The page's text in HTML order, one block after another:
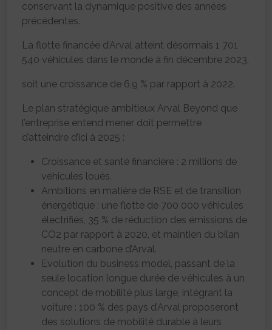
conservant la dynamique positive des années
précédentes.
La flotte financée d’Arval atteint désormais 1 701
540 véhicules dans le monde à fin décembre 2023,
soit une croissance de 6,9 % par rapport à 2022.
Le plan stratégique ambitieux Arval Beyond que
l’entreprise entend mener doit permettre
d’atteindre d’ici à 2025 :
Croissance et santé financière : 2 millions de
véhicules loués.
Ambitions en matière de RSE et de transition
énergétique : une flotte de 700 000 véhicules
électrifiés, 35 % de réduction des émissions de
CO2 par rapport à 2020, et maintien du bilan
neutre en carbone d’Arval.
Evolution du business model, passant de la
seule location longue durée de véhicules à un
concept de mobilité plus large, intégrant la
voiture : 100 % des pays d’Arval proposeront
des solutions de mobilité durable à leurs